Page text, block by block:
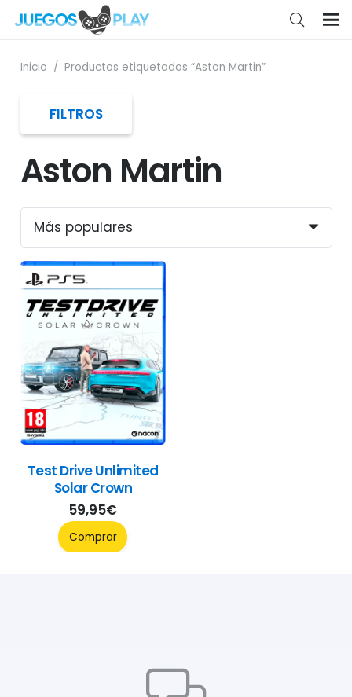
Inicio / Productos etiquetados “Aston Martin”
Aston Martin
Test Drive Unlimited
Solar Crown
59,95€
Comprar
FILTROS